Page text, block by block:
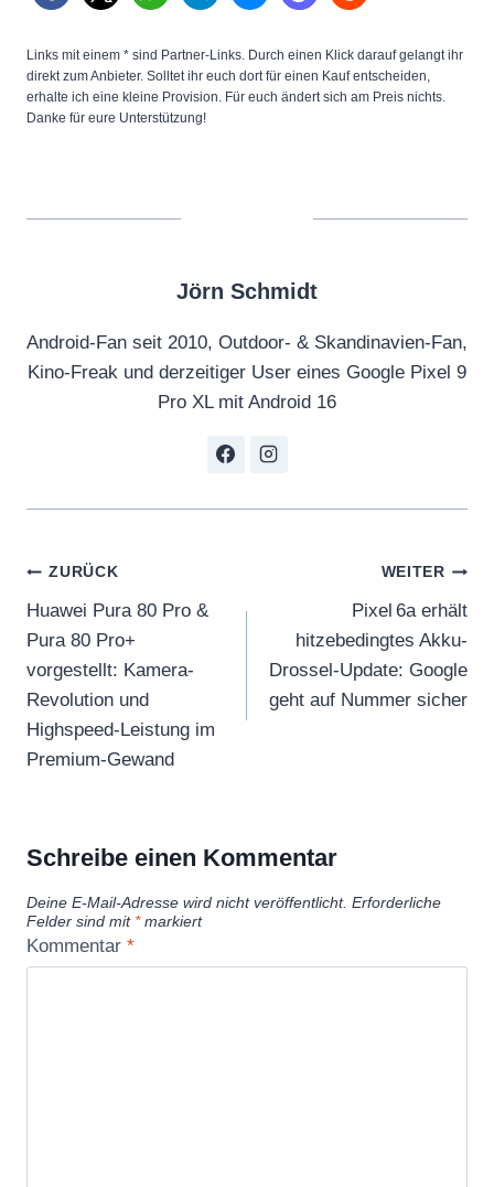
Links mit einem * sind Partner-Links. Durch einen Klick darauf gelangt ihr
direkt zum Anbieter. Solltet ihr euch dort für einen Kauf entscheiden,
erhalte ich eine kleine Provision. Für euch ändert sich am Preis nichts.
Danke für eure Unterstützung!
Jörn Schmidt
Android-Fan seit 2010, Outdoor- & Skandinavien-Fan,
Kino-Freak und derzeitiger User eines Google Pixel 9
Pro XL mit Android 16
Beitragsnavigation
ZURÜCK
Huawei Pura 80 Pro &
Pura 80 Pro+
vorgestellt: Kamera-
Revolution und
Highspeed-Leistung im
Premium-Gewand
WEITER
Pixel 6a erhält
hitzebedingtes Akku-
Drossel-Update: Google
geht auf Nummer sicher
Schreibe einen Kommentar
Deine E-Mail-Adresse wird nicht veröffentlicht. Erforderliche
Felder sind mit *markiert
Kommentar *